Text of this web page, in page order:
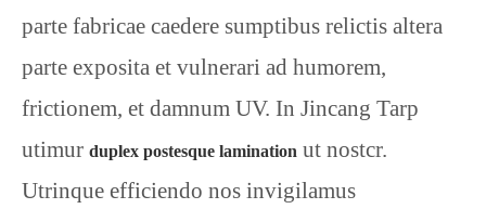
parte fabricae caedere sumptibus relictis altera
parte exposita et vulnerari ad humorem,
frictionem, et damnum UV. In Jincang Tarp
utimur duplex postesque lamination ut nostcr.
Utrinque efficiendo nos invigilamus